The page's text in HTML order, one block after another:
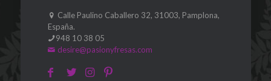
Calle Paulino Caballero 32, 31003, Pamplona,
España.
948 10 38 05
desire@pasionyfresas.com